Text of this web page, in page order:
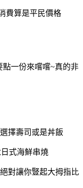
費算是平民價格
一份來嚐嚐~真的非
擇壽司或是丼飯
式海鮮串燒
絕對讓你豎起大拇指比